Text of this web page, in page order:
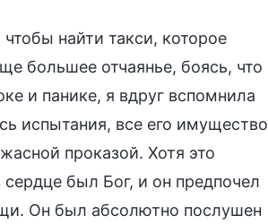
найти такси, которое
большее отчаянье, боясь, что
и панике, я вдруг вспомнила
испытания, все его имущество
проказой. Хотя это
был Бог, и он предпочел
Он был абсолютно послушен